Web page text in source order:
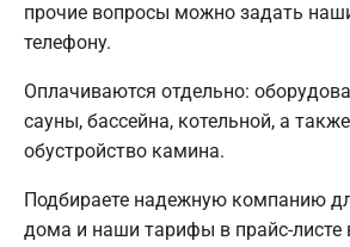
прочие вопросы можно задать
телефону.
Оплачиваются отдельно:
сауны, бассейна, котельной, а
обустройство камина.
Подбираете надежную компанию
дома и наши тарифы в прайс-листе